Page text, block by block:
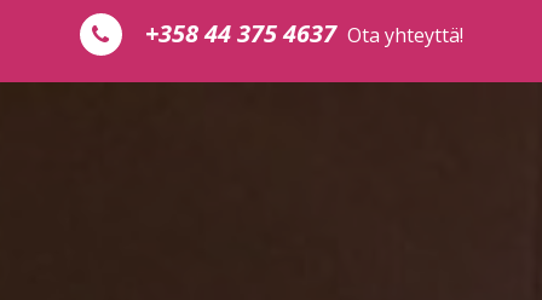
Skip to the content
+358 44 375 4637 Ota yhteyttä!